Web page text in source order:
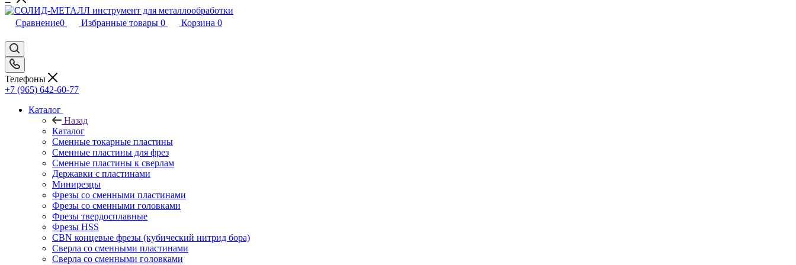
Сравнение0 Избранные товары 0 Корзина 0
Телефоны
+7 (965) 642-60-77
Каталог
Назад
Каталог
Сменные токарные пластины
Сменные пластины для фрез
Сменные пластины к сверлам
Державки с пластинами
Минирезцы
Фрезы со сменными пластинами
Фрезы со сменными головками
Фрезы твердосплавные
Фрезы HSS
CBN концевые фрезы (кубический нитрид бора)
Сверла со сменными пластинами
Сверла со сменными головками